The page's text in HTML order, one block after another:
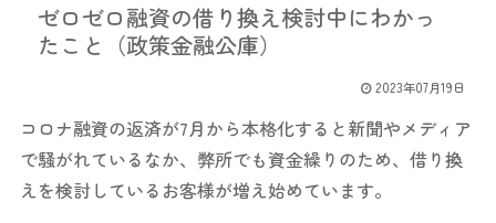
ゼロゼロ融資の借り換え検討中にわかっ
たこと（政策金融公庫）
2023年07月19日
コロナ融資の返済が7月から本格化すると新聞やメディア
で騒がれているなか、弊所でも資金繰りのため、借り換
えを検討しているお客様が増え始めています。